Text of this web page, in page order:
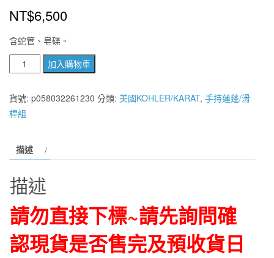
NT$6,500
含蛇管、皂碟。
國
KOHLER
三
段
蓮
頭
+滑
桿
組
K-
加入購物車
貨號: p058032261230 分類: 美國KOHLER/KARAT, 手持蓮蓬/滑
桿組
描述
描述
請勿直接下標~請先詢問確
認現貨是否售完及預收貨日